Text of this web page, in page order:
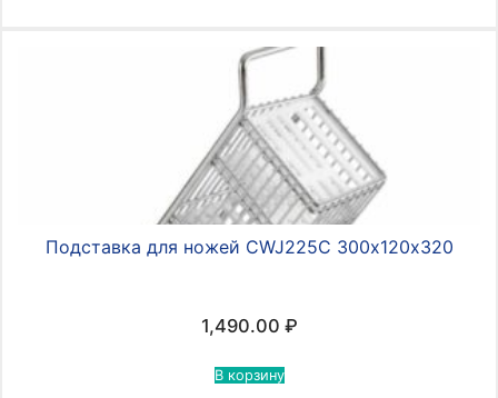
Подставка для ножей CWJ225С 300х120х320
1,490.00 ₽
В корзину